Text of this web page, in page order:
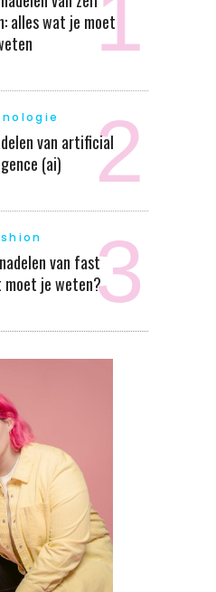
alles wat je moet
van artificial
(ai)
van fast
moet je weten?